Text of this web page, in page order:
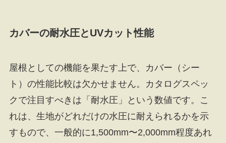
カバーの耐水圧とUVカット性能
屋根としての機能を果たす上で、カバー（シー
ト）の性能比較は欠かせません。カタログスペッ
クで注目すべきは「耐水圧」という数値です。こ
れは、生地がどれだけの水圧に耐えられるかを示
すもので、一般的に1,500mm〜2,000mm程度あれ